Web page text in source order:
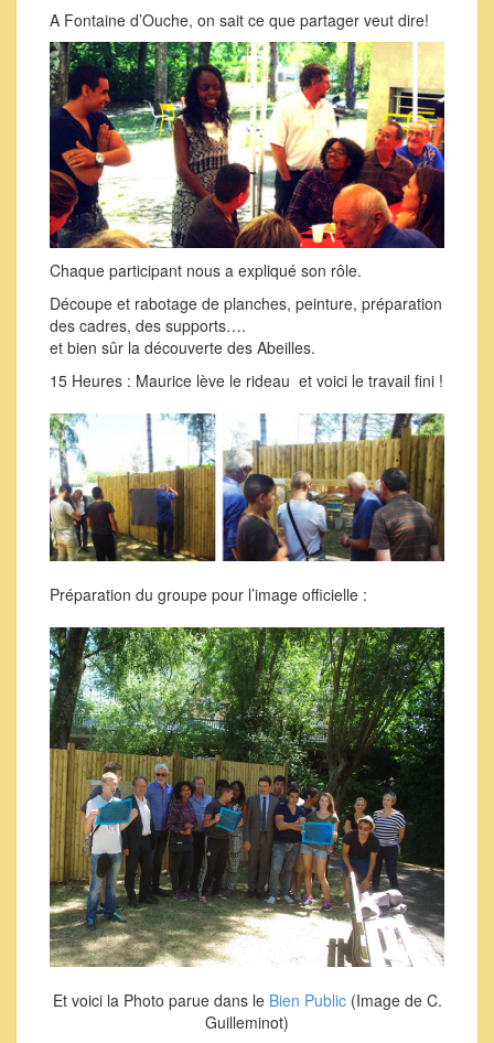
A Fontaine d’Ouche, on sait ce que partager veut dire!
Chaque participant nous a expliqué son rôle.
Découpe et rabotage de planches, peinture, préparation
des cadres, des supports….
et bien sûr la découverte des Abeilles.
15 Heures : Maurice lève le rideau et voici le travail fini !
Préparation du groupe pour l’image officielle :
Et voici la Photo parue dans le Bien Public(Image de C.
Guilleminot)